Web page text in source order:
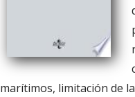
marítimos, limitación de